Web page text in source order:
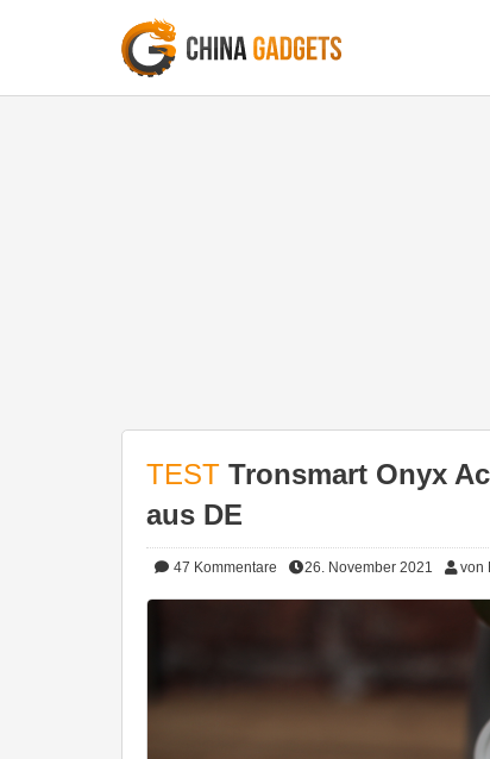
TEST Tronsmart Onyx
aus DE
47 Kommentare 26. November 2021 von